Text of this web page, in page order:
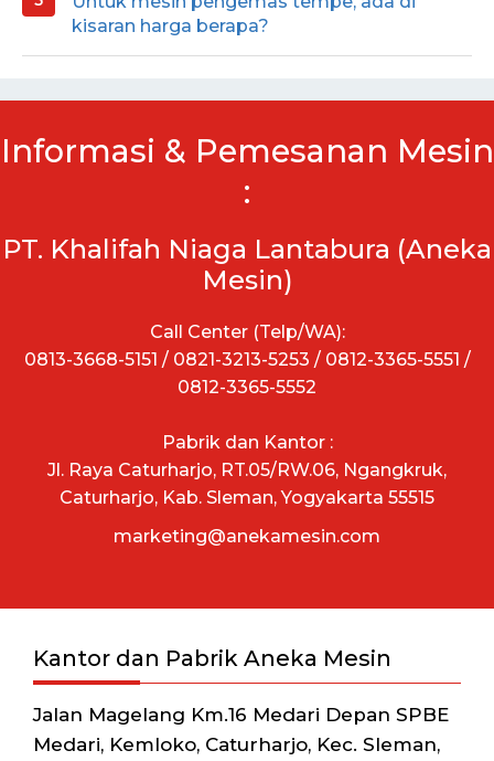
kisaran harga berapa?
Informasi & Pemesanan Mesin
:
PT. Khalifah Niaga Lantabura (Aneka
Mesin)
Call Center (Telp/WA):
0813-3668-5151 / 0821-3213-5253 / 0812-3365-5551 /
0812-3365-5552
Pabrik dan Kantor :
Jl. Raya Caturharjo, RT.05/RW.06, Ngangkruk,
Caturharjo, Kab. Sleman, Yogyakarta 55515
marketing@anekamesin.com
Kantor dan Pabrik Aneka Mesin
Jalan Magelang Km.16 Medari Depan SPBE
Medari, Kemloko, Caturharjo, Kec. Sleman,